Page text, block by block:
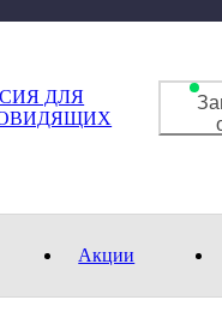
Акции